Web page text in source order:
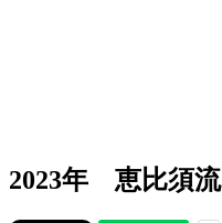
2023年 恵比須流